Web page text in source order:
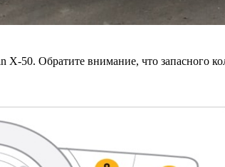
50. Обратите внимание, что запасного